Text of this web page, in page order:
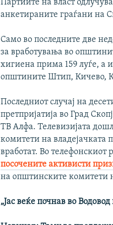
Партиите на власт
анкетираните граѓани на
Само во последните две
за вработувања во
хигиена прима 159 луѓе, а
општините Штип, Кичево,
Последниот случај на
претпријатија во Град
ТВ Алфа. Телевизијата
комитети на владејачката
вработат. Во телефонскиот
посочените активисти
на општинските комитети
„Јас веќе почнав во